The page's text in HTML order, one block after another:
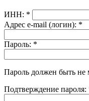
ИНН: *
Адрес e-mail (логин): *
Пароль: *
Пароль должен быть не
Подтверждение пароля: